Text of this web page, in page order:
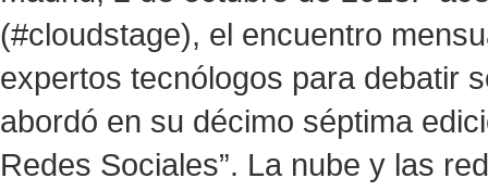
(#cloudstage), el encuentro
expertos tecnólogos para debatir
abordó en su décimo séptima
Redes Sociales”. La nube y las